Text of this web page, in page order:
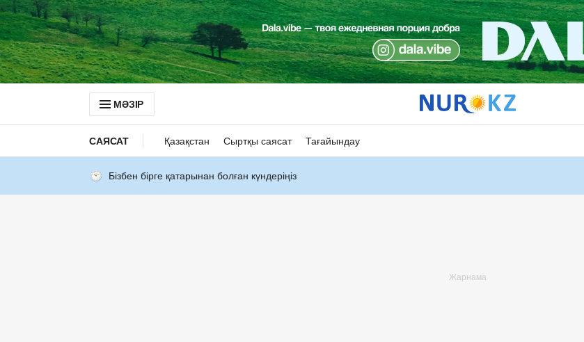
МӘЗІР
САЯСАТ Қазақстан Сыртқы саясат Тағайындау
Бізбен бірге қатарынан болған күндеріңіз